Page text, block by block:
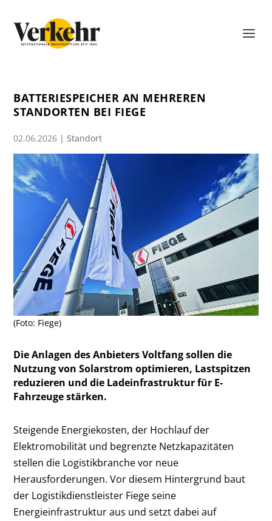
BATTERIESPEICHER AN MEHREREN
STANDORTEN BEI FIEGE
02.06.2026 |Standort
(Foto: Fiege)
Die Anlagen des Anbieters Voltfang sollen die
Nutzung von Solarstrom optimieren, Lastspitzen
reduzieren und die Ladeinfrastruktur für E-
Fahrzeuge stärken.
Steigende Energiekosten, der Hochlauf der
Elektromobilität und begrenzte Netzkapazitäten
stellen die Logistikbranche vor neue
Herausforderungen. Vor diesem Hintergrund baut
der Logistikdienstleister Fiege seine
Energieinfrastruktur aus und setzt dabei auf